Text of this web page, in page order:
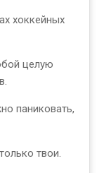
хоккейных
целую
паниковать,
твои.